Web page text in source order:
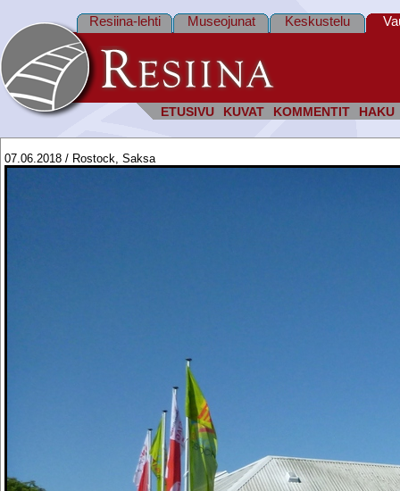
ETUSIVU KUVAT KOMMENTIT HAKU
Resiina-lehti Museojunat Keskustelu
07.06.2018 / Rostock, Saksa